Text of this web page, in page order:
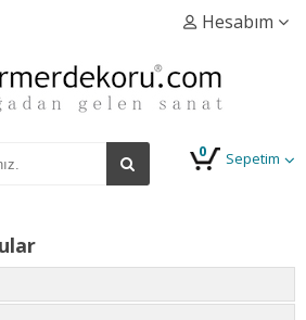
Hesabım
Sepetim
0